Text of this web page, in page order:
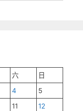
六
日
4
5
11
12